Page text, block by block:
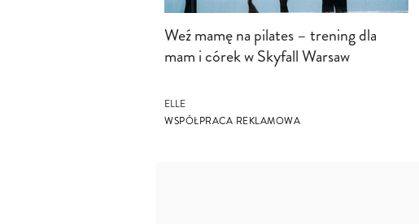
Weź mamę na pilates – trening dla
mam i córek w Skyfall Warsaw
ELLE
WSPÓŁPRACA REKLAMOWA